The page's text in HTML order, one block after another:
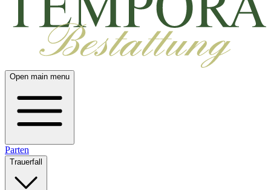
Open main menu
Parten
Trauerfall